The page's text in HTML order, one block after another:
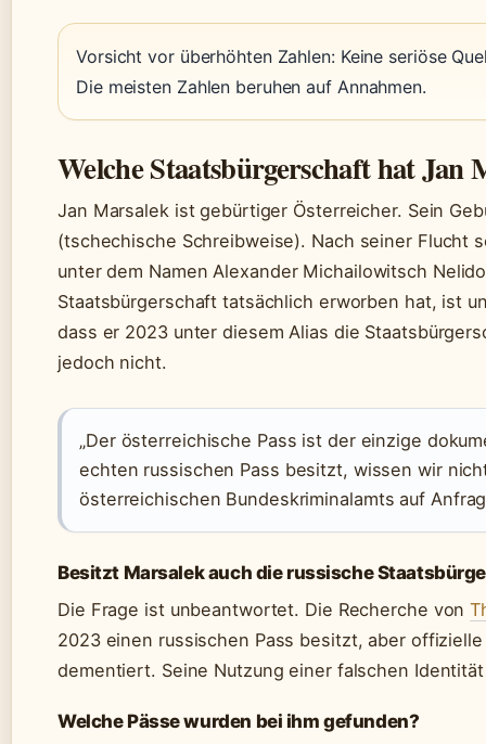
Vorsicht vor überhöhten Zahlen: Keine seriöse
Die meisten Zahlen beruhen auf Annahmen.
Welche Staatsbürgerschaft hat Jan
Jan Marsalek ist gebürtiger Österreicher. Sein
(tschechische Schreibweise). Nach seiner Flucht
unter dem Namen Alexander Michailowitsch
Staatsbürgerschaft tatsächlich erworben hat, ist
dass er 2023 unter diesem Alias die
jedoch nicht.
„Der österreichische Pass ist der einzige
echten russischen Pass besitzt, wissen wir
österreichischen Bundeskriminalamts auf
Besitzt Marsalek auch die russische
Die Frage ist unbeantwortet. Die Recherche von
2023 einen russischen Pass besitzt, aber
dementiert. Seine Nutzung einer falschen
Welche Pässe wurden bei ihm gefunden?